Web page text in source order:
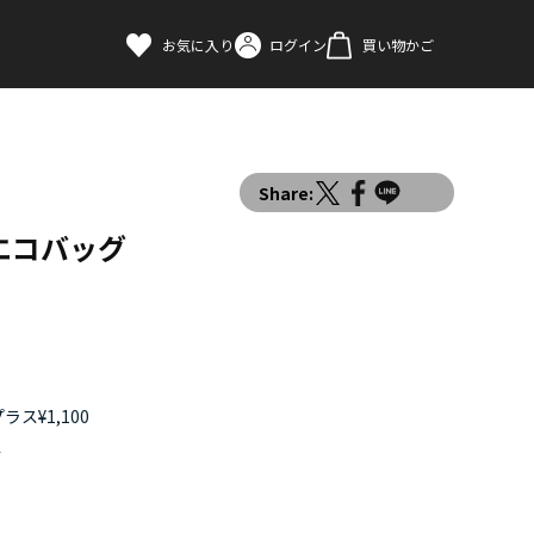
お気に入り ログイン 買い物かご
Share:
コバッグ
ス¥1,100